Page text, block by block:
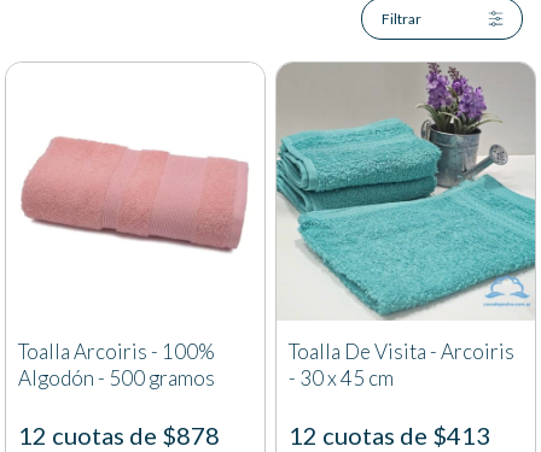
Filtrar
Toalla Arcoiris - 100%
Algodón - 500 gramos
12 cuotas de $878
Toalla De Visita - Arcoiris
- 30 x 45 cm
12 cuotas de $413